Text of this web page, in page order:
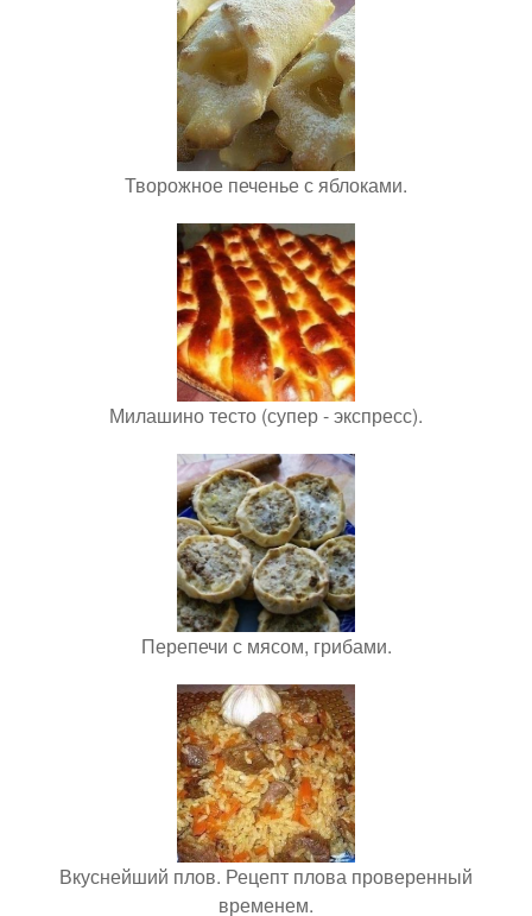
Творожное печенье с яблоками.
Милашино тесто (супер - экспресс).
Перепечи с мясом, грибами.
Вкуснейший плов. Рецепт плова проверенный
временем.